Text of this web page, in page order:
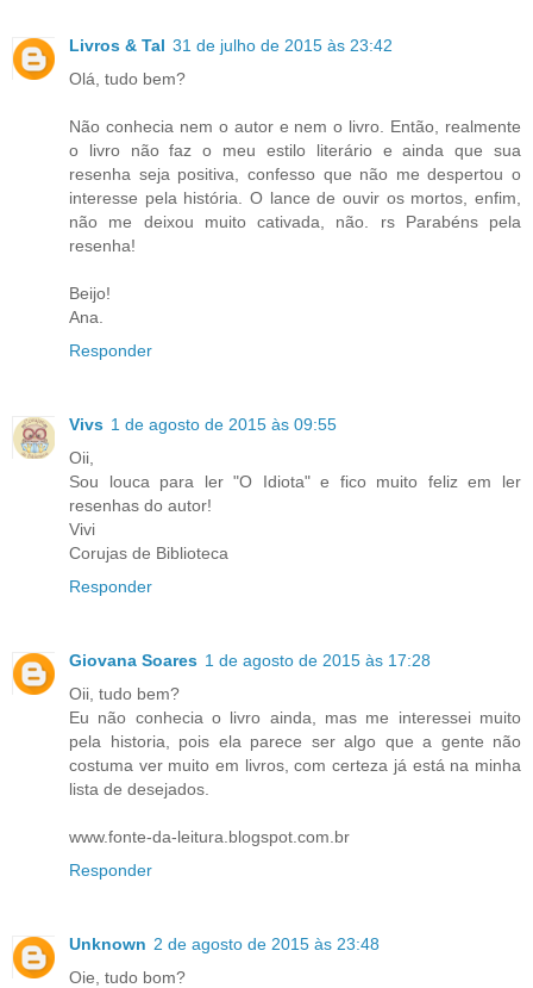
Livros & Tal 31 de julho de 2015 às 23:42
Olá, tudo bem?
Não conhecia nem o autor e nem o livro. Então, realmente
o livro não faz o meu estilo literário e ainda que sua
resenha seja positiva, confesso que não me despertou o
interesse pela história. O lance de ouvir os mortos, enfim,
não me deixou muito cativada, não. rs Parabéns pela
resenha!
Beijo!
Ana.
Responder
Vivs 1 de agosto de 2015 às 09:55
Oii,
Sou louca para ler "O Idiota" e fico muito feliz em ler
resenhas do autor!
Vivi
Corujas de Biblioteca
Responder
Giovana Soares 1 de agosto de 2015 às 17:28
Oii, tudo bem?
Eu não conhecia o livro ainda, mas me interessei muito
pela historia, pois ela parece ser algo que a gente não
costuma ver muito em livros, com certeza já está na minha
lista de desejados.
www.fonte-da-leitura.blogspot.com.br
Responder
Unknown 2 de agosto de 2015 às 23:48
Oie, tudo bom?